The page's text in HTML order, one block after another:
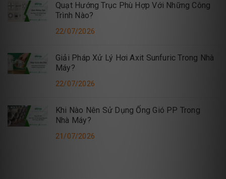
Quạt Hướng Trục Phù Hợp Với Những Công
Trình Nào?
22/07/2026
Giải Pháp Xử Lý Hơi Axit Sunfuric Trong Nhà
Máy?
22/07/2026
Khi Nào Nên Sử Dụng Ống Gió PP Trong
Nhà Máy?
21/07/2026